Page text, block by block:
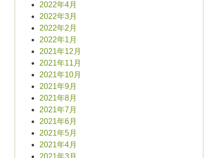
2022年4月
2022年3月
2022年2月
2022年1月
2021年12月
2021年11月
2021年10月
2021年9月
2021年8月
2021年7月
2021年6月
2021年5月
2021年4月
2021年3月